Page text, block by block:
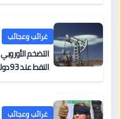
غرائب وعجائب
التضخم
غرائب وعجائب